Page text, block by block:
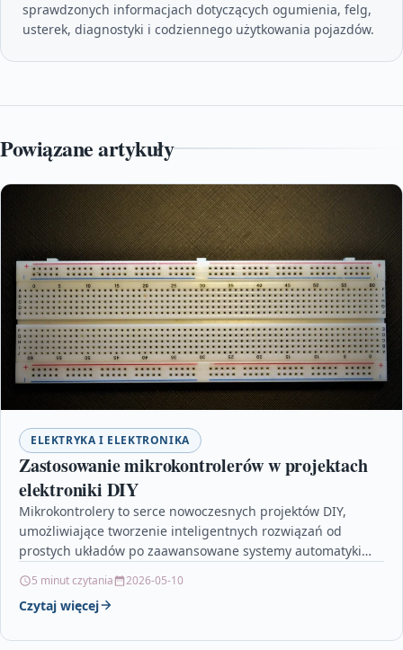
sprawdzonych informacjach dotyczących ogumienia, felg,
usterek, diagnostyki i codziennego użytkowania pojazdów.
Powiązane artykuły
ELEKTRYKA I ELEKTRONIKA
Zastosowanie mikrokontrolerów w projektach
elektroniki DIY
Mikrokontrolery to serce nowoczesnych projektów DIY,
umożliwiające tworzenie inteligentnych rozwiązań od
prostych układów po zaawansowane systemy automatyki
wykorzystywane przez…
5 minut czytania 2026-05-10
Czytaj więcej